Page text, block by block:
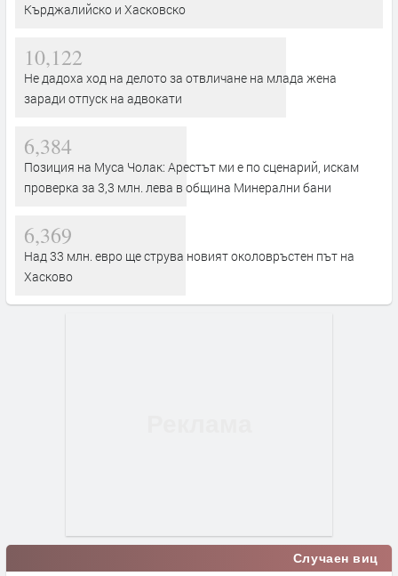
Кърджалийско и Хасковско
10,122
Не дадоха ход на делото за отвличане на млада жена
заради отпуск на адвокати
6,384
Позиция на Муса Чолак: Арестът ми е по сценарий, искам
проверка за 3,3 млн. лева в община Минерални бани
6,369
Над 33 млн. евро ще струва новият околовръстен път на
Хасково
Случаен виц